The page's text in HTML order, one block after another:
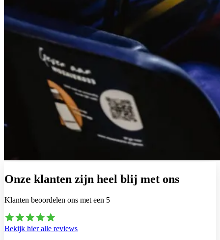
Onze klanten zijn heel blij met ons
Klanten beoordelen ons met een 5
Bekijk hier alle reviews